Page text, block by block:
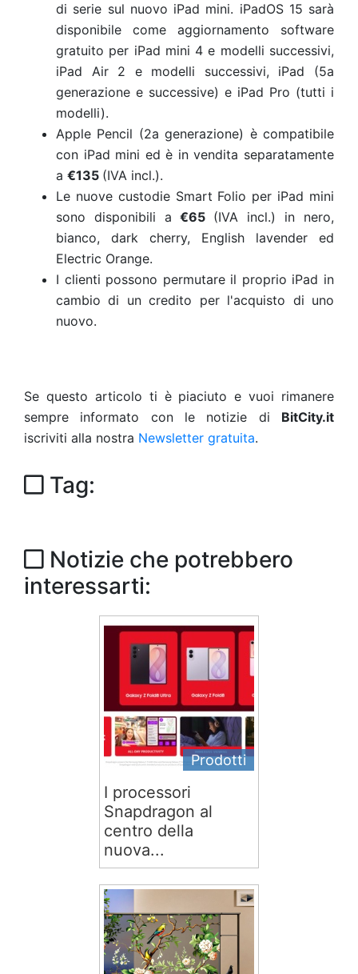
di serie sul nuovo iPad mini. iPadOS 15 sarà
disponibile come aggiornamento software
gratuito per iPad mini 4 e modelli successivi,
iPad Air 2 e modelli successivi, iPad (5a
generazione e successive) e iPad Pro (tutti i
modelli).
Apple Pencil (2a generazione) è compatibile
con iPad mini ed è in vendita separatamente
a €135 (IVA incl.).
Le nuove custodie Smart Folio per iPad mini
sono disponibili a €65 (IVA incl.) in nero,
bianco, dark cherry, English lavender ed
Electric Orange.
I clienti possono permutare il proprio iPad in
cambio di un credito per l'acquisto di uno
nuovo.
Se questo articolo ti è piaciuto e vuoi rimanere
sempre informato con le notizie di BitCity.it
iscriviti alla nostra Newsletter gratuita.
Tag:
Notizie che potrebbero
interessarti:
Prodotti
I processori
Snapdragon al
centro della
nuova...